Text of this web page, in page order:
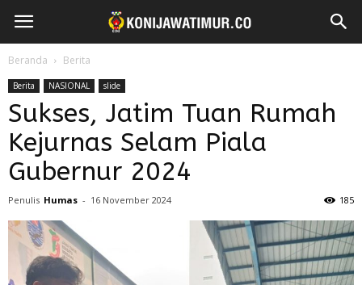
Beranda Berita
Berita NASIONAL slide
Sukses, Jatim Tuan Rumah
Kejurnas Selam Piala
Gubernur 2024
Penulis Humas - 16 November 2024 185